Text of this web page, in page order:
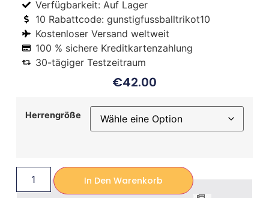
Verfügbarkeit: Auf Lager
10 Rabattcode: gunstigfussballtrikot10
Kostenloser Versand weltweit
100 % sichere Kreditkartenzahlung
30-tägiger Testzeitraum
€42.00
Herrengröße
In Den Warenkorb